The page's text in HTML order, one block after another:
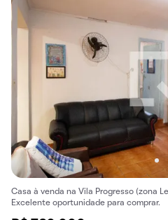
Casa à venda na Vila Progresso (zona
Excelente oportunidade para comprar.